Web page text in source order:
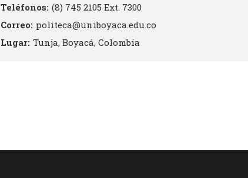
Teléfonos (8) 745 2105 Ext. 7300
Correo politeca@uniboyaca.edu.co
Lugar Tunja, Boyacá, Colombia